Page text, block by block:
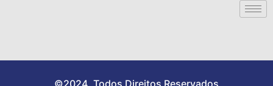
©2024. Todos Direitos Reservados